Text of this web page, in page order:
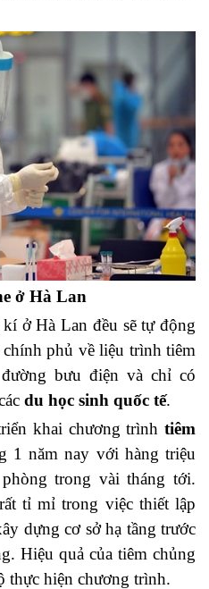
ở Hà Lan
ở Hà Lan đều sẽ tự động
phủ về liệu trình tiêm
bưu điện và chỉ có
du học sinh quốc tế.
khai chương trình tiêm
1 năm nay với hàng triệu
trong vài tháng tới.
tỉ mỉ trong việc thiết lập
dựng cơ sở hạ tầng trước
Hiệu quả của tiêm chủng
thực hiện chương trình.